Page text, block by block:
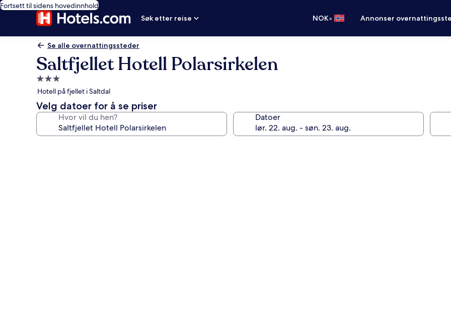
Fortsett til sidens hovedinnhold
Søk etter reise
NOK• Annonser
Se alle overnattingssteder
Saltfjellet Hotell Polarsirkelen
Overnattingssted
med
3.0
stjerner
Hotell på fjellet i Saltdal
Velg datoer for å se priser
Hvor vil du hen? Datoer